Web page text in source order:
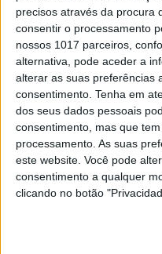
precisos através da procura
consentir o processamento
nossos 1017 parceiros,
alternativa, pode aceder a
alterar as suas preferências
consentimento. Tenha em
dos seus dados pessoais
consentimento, mas que
processamento. As suas
este website. Você pode
consentimento a qualquer
clicando no botão
Os processadores de
um modo Turbo para
automaticamente a
em aplicações que
restantes núcleos.